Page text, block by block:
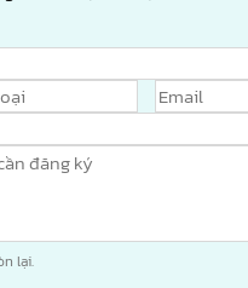
lại.